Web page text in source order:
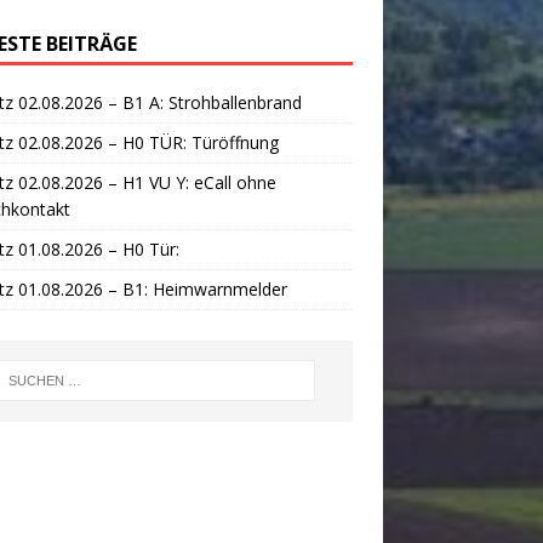
BEITRÄGE
02.08.2026 – B1 A: Strohballenbrand
02.08.2026 – H0 TÜR: Türöffnung
02.08.2026 – H1 VU Y: eCall ohne
01.08.2026 – H0 Tür:
01.08.2026 – B1: Heimwarnmelder